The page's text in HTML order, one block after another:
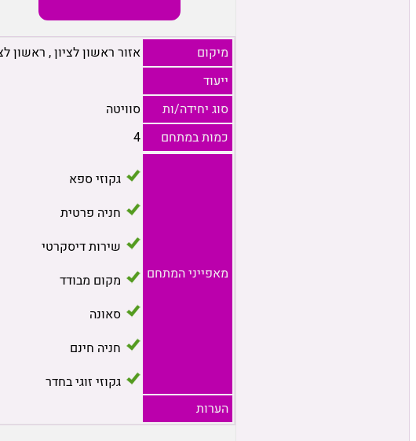
מיקום אזור ראשון לציון, ראשון
ייעוד
סוג יחידה/ות
סוויטה
כמות במתחם
4
מאפייני המתחם
גקוזי ספא
חניה פרטית
שירות דיסקרטי
מקום מבודד
סאונה
חניה חינם
גקוזי זוגי בחדר
הערות